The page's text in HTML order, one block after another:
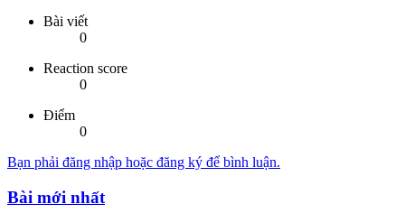
Bài viết
0
Reaction score
0
Điểm
0
Bạn phải đăng nhập hoặc đăng ký để bình luận.
Bài mới nhất